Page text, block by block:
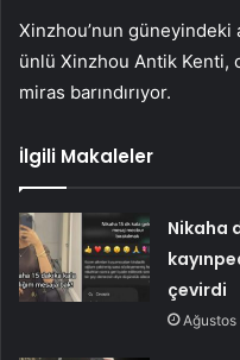
Xinzhou’nun
ünlü Xinzhou Antik Kenti,
miras barındırıyor.
İlgili Makaleler
Nikaha
çevirdi